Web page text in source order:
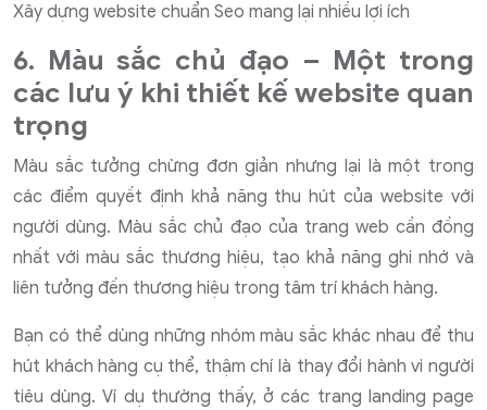
Xây dựng website chuẩn Seo mang lại nhiều lợi ích
6. Màu sắc chủ đạo – Một trong
các lưu ý khi thiết kế website quan
trọng
Màu sắc tưởng chừng đơn giản nhưng lại là một trong
các điểm quyết định khả năng thu hút của website với
người dùng. Màu sắc chủ đạo của trang web cần đồng
nhất với màu sắc thương hiệu, tạo khả năng ghi nhớ và
liên tưởng đến thương hiệu trong tâm trí khách hàng.
Bạn có thể dùng những nhóm màu sắc khác nhau để thu
hút khách hàng cụ thể, thậm chí là thay đổi hành vi người
tiêu dùng. Ví dụ thường thấy, ở các trang landing page